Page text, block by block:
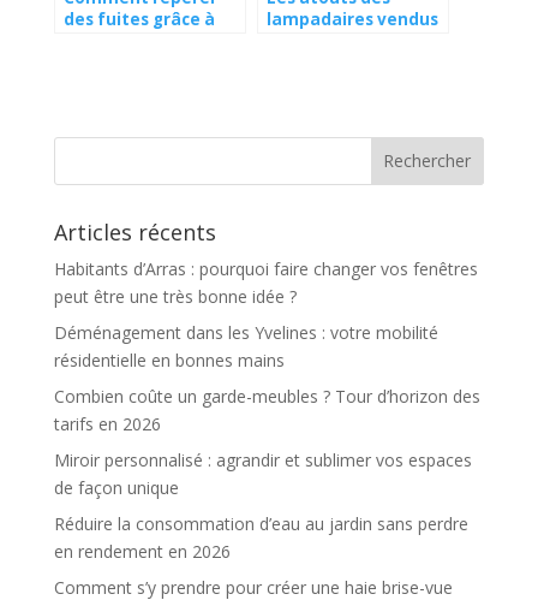
des fuites grâce à
lampadaires vendus
Articles récents
Habitants d’Arras : pourquoi faire changer vos fenêtres
peut être une très bonne idée ?
Déménagement dans les Yvelines : votre mobilité
résidentielle en bonnes mains
Combien coûte un garde-meubles ? Tour d’horizon des
tarifs en 2026
Miroir personnalisé : agrandir et sublimer vos espaces
de façon unique
Réduire la consommation d’eau au jardin sans perdre
en rendement en 2026
Comment s’y prendre pour créer une haie brise-vue